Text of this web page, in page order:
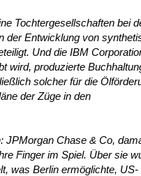
Tochtergesellschaften bei
der Entwicklung von
Und die IBM
wird, produzierte
solcher für die
der Züge in den
JPMorgan Chase & Co,
Finger im Spiel. Über sie
was Berlin ermöglichte, US-